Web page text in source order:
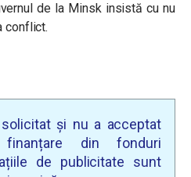
de la Minsk insistă cu nu
conflict.
și nu a acceptat
din fonduri
de publicitate sunt